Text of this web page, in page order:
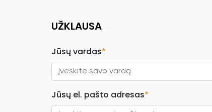
UŽKLAUSA
Jūsų vardas*
Jūsų el. pašto adresas*